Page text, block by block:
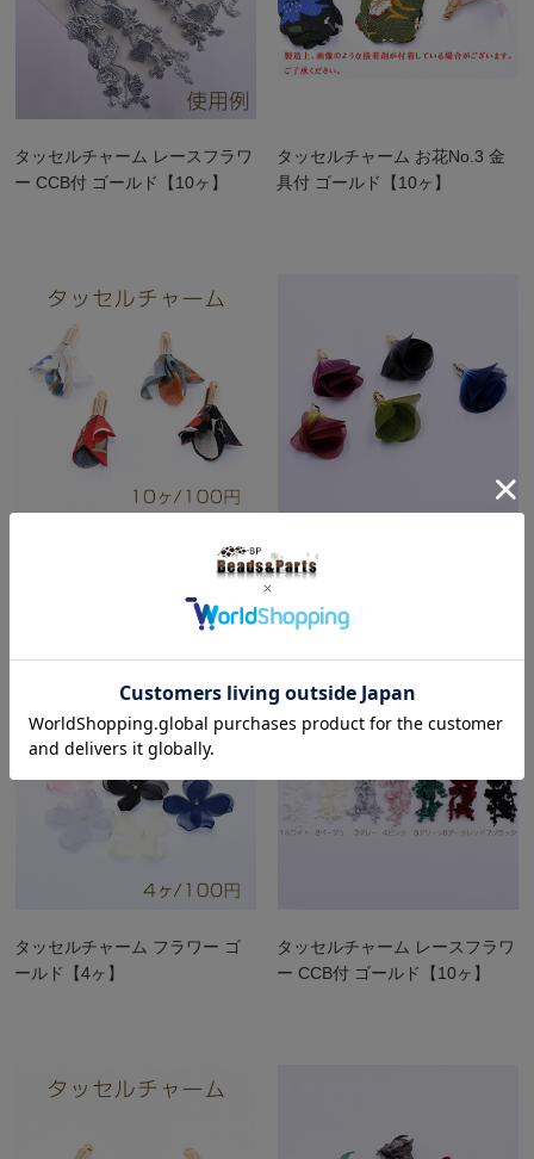
タッセルチャーム レースフラワ
ー CCB付 ゴールド【10ヶ】
タッセルチャーム お花No.3 金
具付 ゴールド【10ヶ】
タッセルチャーム フラワー柄B
タッセルチャーム ガーゼお花
金具付き【4ヶ】
タッセルチャーム フラワー ゴ
ールド【4ヶ】
タッセルチャーム レースフラワ
ー CCB付 ゴールド【10ヶ】